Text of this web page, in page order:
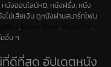
นังออนไลน์HD, หนังฝรั่ง, หนัง
ไม่เสียเงิน ดูหนังผ่านสมาร์ทโฟน
, ,
,
อื่น ๆ
ที่ดีที่สุด อัปเดตหนัง